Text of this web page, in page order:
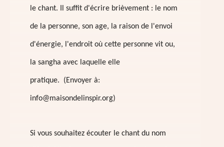
le chant. Il suffit d'écrire brièvement : le nom
de la personne, son age, la raison de l'envoi
d'énergie, l'endroit où cette personne vit ou,
la sangha avec laquelle elle
pratique. (Envoyer à:
info@maisondelinspir.org)
Si vous souhaitez écouter le chant du nom